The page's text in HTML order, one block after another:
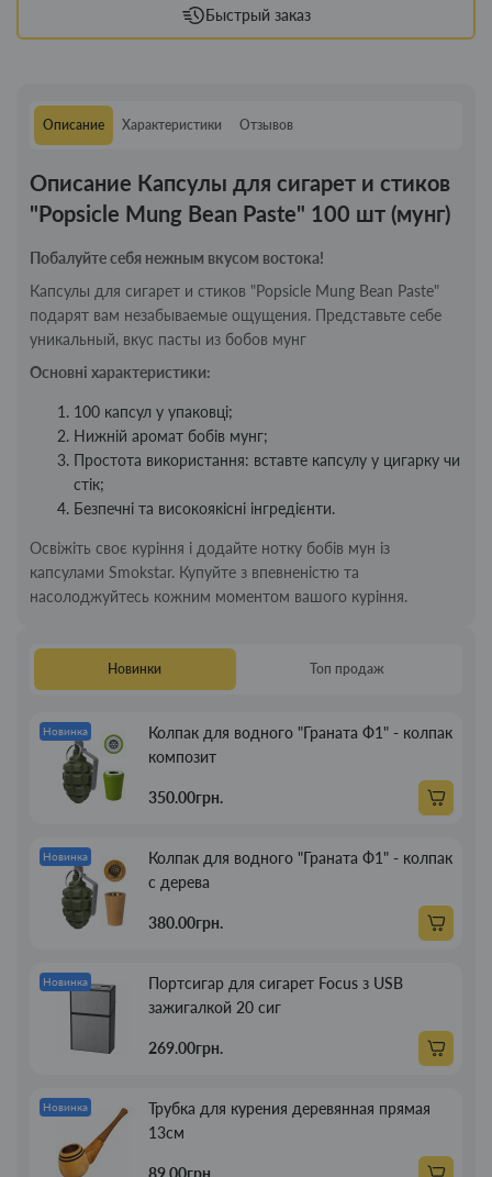
Быстрый заказ
Описание Характеристики Отзывов
Описание Капсулы для сигарет и стиков
"Popsicle Mung Bean Paste" 100 шт (мунг)
Побалуйте себя нежным вкусом востока!
Капсулы для сигарет и стиков "Popsicle Mung Bean Paste"
подарят вам незабываемые ощущения. Представьте себе
уникальный, вкус пасты из бобов мунг
Основні характеристики:
100 капсул у упаковці;
Нижній аромат бобів мунг;
Простота використання: вставте капсулу у цигарку чи
стік;
Безпечні та високоякісні інгредієнти.
Освіжіть своє куріння і додайте нотку бобів мун із
капсулами Smokstar. Купуйте з впевненістю та
насолоджуйтесь кожним моментом вашого куріння.
Новинки Топ продаж
Новинка
Колпак для водного "Граната Ф1" - колпак
композит
350.00грн.
Новинка
Колпак для водного "Граната Ф1" - колпак
с дерева
380.00грн.
Новинка
Портсигар для сигарет Focus з USB
зажигалкой 20 сиг
269.00грн.
Новинка
Трубка для курения деревянная прямая
13см
89.00грн.